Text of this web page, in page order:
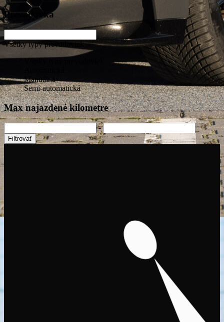
Prevodovka
Všetky typy prevodoviek
Manuálna
Semi-automatická
Max najazdené kilometre
-
Filtrovať